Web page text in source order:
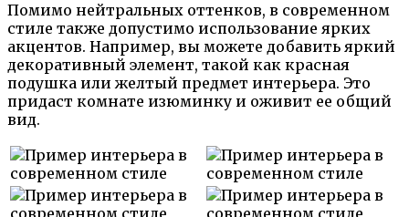
Помимо нейтральных оттенков, в современном
стиле также допустимо использование ярких
акцентов. Например, вы можете добавить яркий
декоративный элемент, такой как красная
подушка или желтый предмет интерьера. Это
придаст комнате изюминку и оживит ее общий
вид.